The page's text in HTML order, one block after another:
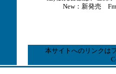
New：新発売
本サイトへのリンクは